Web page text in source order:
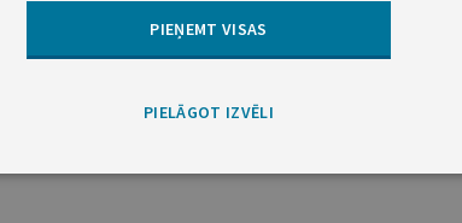
PIEŅEMT VISAS
PIELĀGOT IZVĒLI